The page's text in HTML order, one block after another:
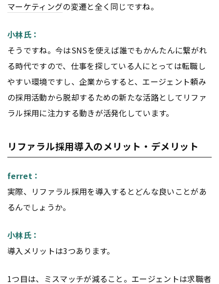
マーケティングの変遷と全く同じですね。
小林氏：
そうですね。今はSNSを使えば誰でもかんたんに繋がれ
る時代ですので、仕事を探している人にとっては転職し
やすい環境ですし、企業からすると、エージェント頼み
の採用活動から脱却するための新たな活路としてリファ
ラル採用に注力する動きが活発化しています。
リファラル採用導入のメリット・デメリット
ferret：
実際、リファラル採用を導入するとどんな良いことがあ
るんでしょうか。
小林氏：
導入メリットは3つあります。
1つ目は、ミスマッチが減ること。エージェントは求職者